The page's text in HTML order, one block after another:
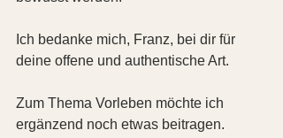
Ich bedanke mich, Franz, bei dir für
deine offene und authentische Art.
Zum Thema Vorleben möchte ich
ergänzend noch etwas beitragen.